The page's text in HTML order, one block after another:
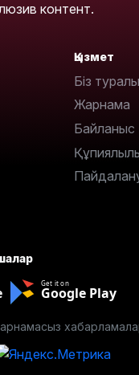
контент.
Қызмет
Біз туралы
Жарнама
Байланыс
Get it on
Google Play